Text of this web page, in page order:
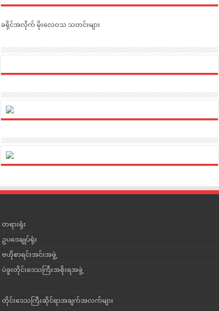
ခရိုင်အလိုက် မိုးလေဝသ သတင်းများ
တရားရုံး
ဥပဒေချုပ်ရုံး
ဗဟိုစာရင်းအင်းအဖွဲ့
ပဲခူးတိုင်းဒေသကြီးအစိုးရအဖွဲ့
တိုင်းဒေသကြီးဆိုင်ရာအချက်အလက်များ